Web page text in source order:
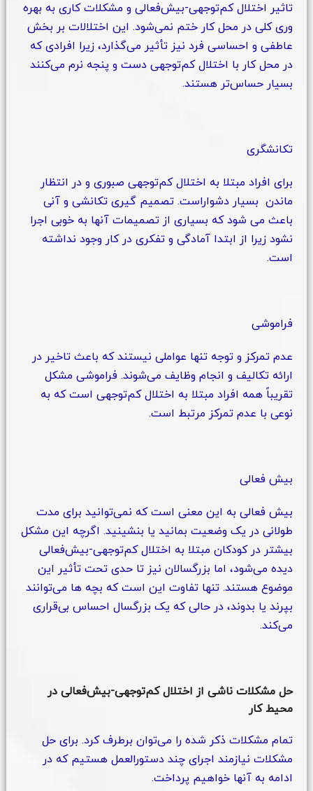
تاثیر اختلال کم‌توجهی-بیش‌فعالی و مشکلات کاری به بهره
وری کلی در محل کار ختم نمی‌شود. این اختلالات بر بخش
عاطفی و احساسی فرد نیز تأثیر می‌گذارد، زیرا افرادی که
در محل کار با اختلال کم‌توجهی دست و پنجه نرم می‌کنند
بسیار حساس‌تر هستند.
تکانشگری
برای افراد مبتلا به اختلال کم‌توجهی صبوری و در انتظار
ماندن بسیار دشواراست. تصمیم گیری تکانشی و آنی
باعث می شود که بسیاری از تصمیمات آنها به خوبی اجرا
نشود زیرا از ابتدا آمادگی و تفکری در کار وجود نداشته
است.
فراموشی
عدم تمرکز و توجه تنها عواملی نیستند که باعث تاخیر در
ارائه تکالیف و انجام وظایف می‌شوند. فراموشی مشکل
تقریباً همه افراد مبتلا به اختلال کم‌توجهی است که به
نوعی با عدم تمرکز مرتبط است.
بیش فعالی
بیش فعالی به این معنی است که نمی‌توانید برای مدت
طولانی در یک وضعیت بمانید یا بنشینید. اگرچه این مشکل
بیشتر در کودکان مبتلا به اختلال کم‌توجهی-بیش‌فعالی
دیده می‌شود، اما بزرگسالان نیز تا حدی تحت تأثیر این
موضوع هستند. تنها تفاوت این است که بچه ها می‌توانند
بپرند یا بدوند، در حالی که یک بزرگسال احساس بی‌قراری
می‌کند.
حل مشکلات ناشی از اختلال کم‌توجهی-بیش‌فعالی در
محیط کار
تمام مشکلات ذکر شده را می‌توان برطرف کرد. برای حل
مشکلات نیازمند اجرای چند دستورالعمل هستیم که در
ادامه به آنها خواهیم پرداخت.